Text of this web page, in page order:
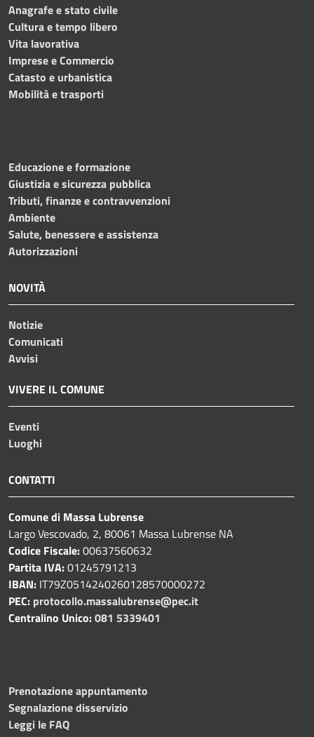
Anagrafe e stato civile
Cultura e tempo libero
Vita lavorativa
Imprese e Commercio
Catasto e urbanistica
Mobilità e trasporti
Educazione e formazione
Giustizia e sicurezza pubblica
Tributi, finanze e contravvenzioni
Ambiente
Salute, benessere e assistenza
Autorizzazioni
NOVITÀ
Notizie
Comunicati
Avvisi
VIVERE IL COMUNE
Eventi
Luoghi
CONTATTI
Comune di Massa Lubrense
Largo Vescovado, 2, 80061 Massa Lubrense NA
Codice Fiscale:00637560632
Partita IVA:01245791213
IBAN: IT79Z0514240260128570000272
PEC: protocollo.massalubrense@pec.it
Centralino Unico:081 5339401
Prenotazione appuntamento
Segnalazione disservizio
Leggi le FAQ